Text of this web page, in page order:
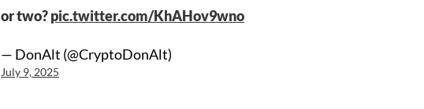
or two?pic.twitter.com/KhAHov9wno
— DonAlt (@CryptoDonAlt)
July 9, 2025